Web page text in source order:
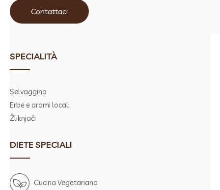
Contattaci
SPECIALITÀ
Selvaggina
Erbe e aromi locali
Žliknjači
DIETE SPECIALI
Cucina Vegetariana